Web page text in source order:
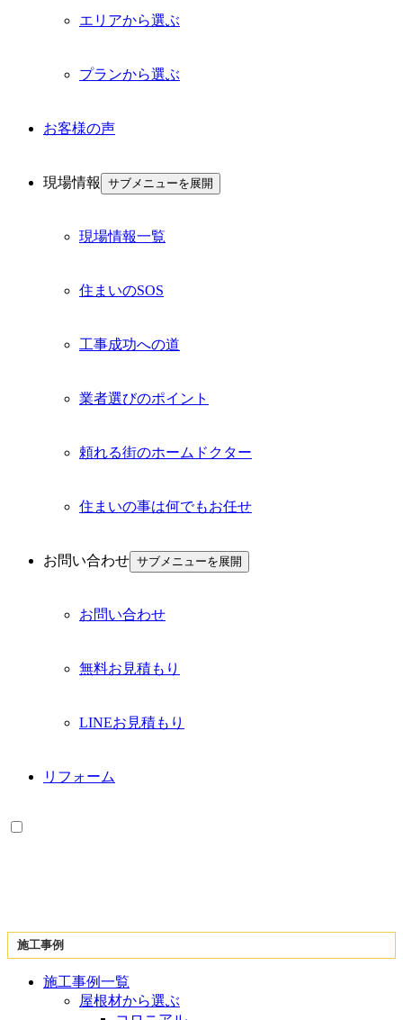
エリアから選ぶ
プランから選ぶ
お客様の声
現場情報 サブメニューを展開
現場情報一覧
住まいのSOS
工事成功への道
業者選びのポイント
頼れる街のホームドクター
住まいの事は何でもお任せ
お問い合わせ サブメニューを展開
お問い合わせ
無料お見積もり
LINEお見積もり
リフォーム
施工事例
施工事例一覧
屋根材から選ぶ